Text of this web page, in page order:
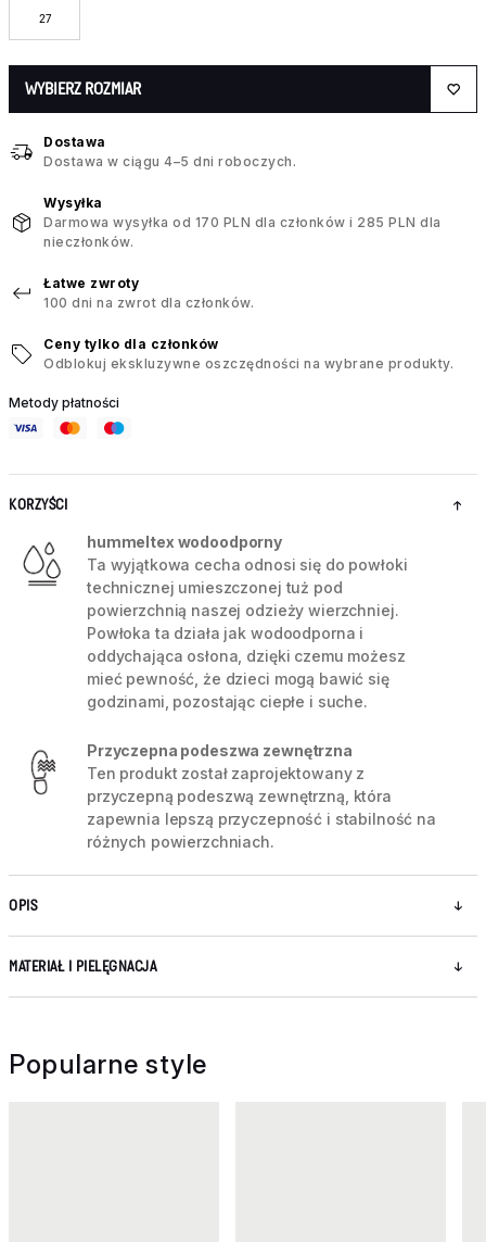
27
WYBIERZ ROZMIAR
Dostawa
Dostawa w ciągu 4–5 dni roboczych.
Wysyłka
Darmowa wysyłka od 170 PLN dla członków i 285 PLN dla
nieczłonków.
Łatwe zwroty
100 dni na zwrot dla członków.
Ceny tylko dla członków
Odblokuj ekskluzywne oszczędności na wybrane produkty.
Metody płatności
KORZYŚCI
hummeltex wodoodporny
Ta wyjątkowa cecha odnosi się do powłoki
technicznej umieszczonej tuż pod
powierzchnią naszej odzieży wierzchniej.
Powłoka ta działa jak wodoodporna i
oddychająca osłona, dzięki czemu możesz
mieć pewność, że dzieci mogą bawić się
godzinami, pozostając ciepłe i suche.
Przyczepna podeszwa zewnętrzna
Ten produkt został zaprojektowany z
przyczepną podeszwą zewnętrzną, która
zapewnia lepszą przyczepność i stabilność na
różnych powierzchniach.
OPIS
MATERIAŁ I PIELĘGNACJA
Popularne style